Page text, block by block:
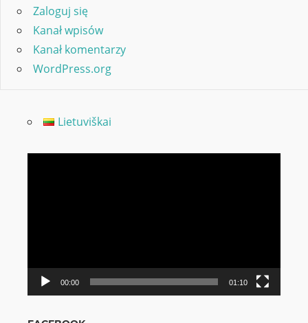
Zaloguj się
Kanał wpisów
Kanał komentarzy
WordPress.org
Lietuviškai
00:00 01:10